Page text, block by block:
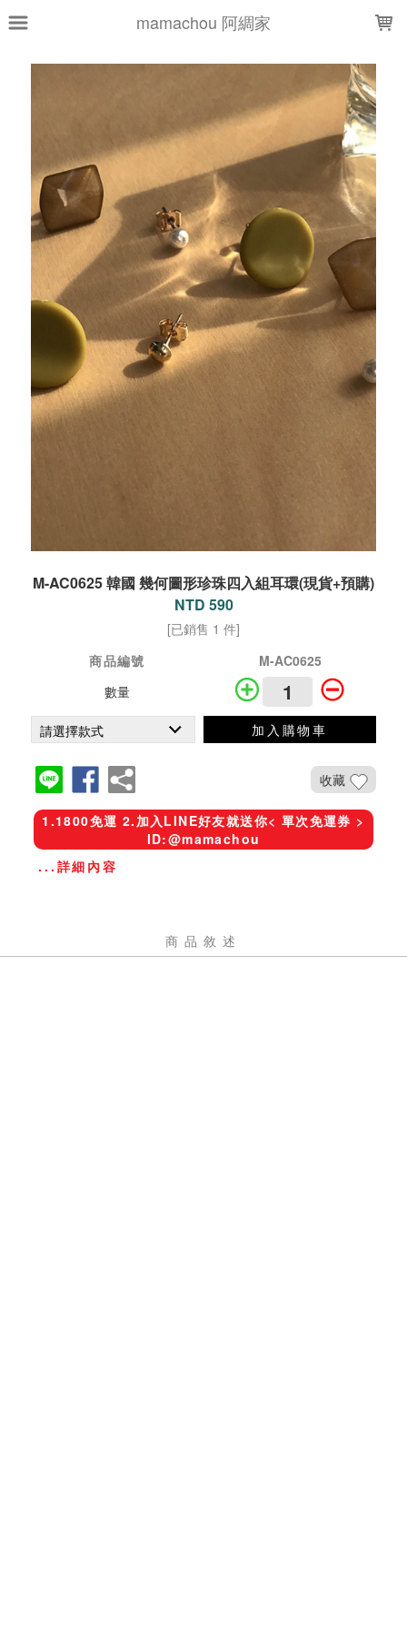
mamachou 阿綢家
M-AC0625 韓國 幾何圖形珍珠四入組耳環(現貨+預購)
NTD 590
[已銷售 1 件]
商品編號
M-AC0625
數量
加入購物車
收藏
1.1800免運 2.加入LINE好友就送你< 單次免運券 >
ID:@mamachou
...詳細內容
商品敘述